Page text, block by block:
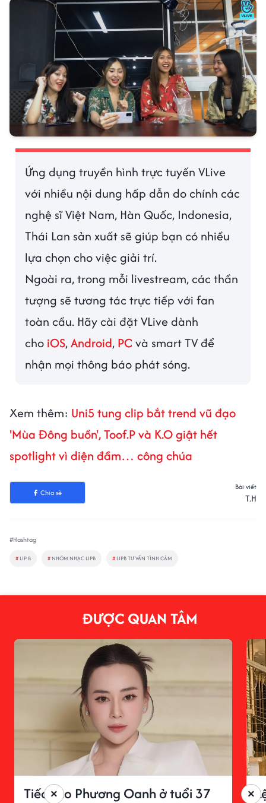
Ứng dụng truyền hình trực tuyến VLive
với nhiều nội dung hấp dẫn do chính các
nghệ sĩ Việt Nam, Hàn Quốc, Indonesia,
Thái Lan sản xuất sẽ giúp bạn có nhiều
lựa chọn cho việc giải trí.
Ngoài ra, trong mỗi livestream, các thần
tượng sẽ tương tác trực tiếp với fan
toàn cầu. Hãy cài đặt VLive dành
cho iOS,Android, PCvà smart TV để
nhận mọi thông báo phát sóng.
Xem thêm: Uni5 tung clip bắt trend vũ đạo
'Mùa Đông buồn', Toof.P và K.O giật hết
spotlight vì diện đầm… công chúa
Chia sẻ
Bài viết
T.H
#Hashtag
# LIP B # NHÓM NHẠC LIPB # LIPB TƯ VẤN TÌNH CẢM
ĐƯỢC QUAN TÂM
Tiếc cho Phương Oanh ở tuổi 37 ×
×